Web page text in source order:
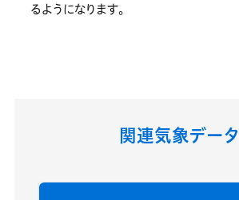
るようになります。
関連気象データ